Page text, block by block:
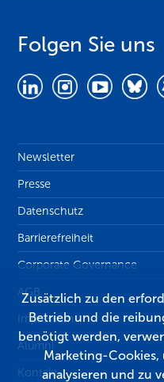
Folgen Sie uns
Newsletter
Presse
Datenschutz
Barrierefreiheit
Corporate Governance
AGB
Impressum
Alumni
Kontakt
Zusätzlich zu den
Betrieb und die
benötigt werden,
Marketing-
analysieren und zu